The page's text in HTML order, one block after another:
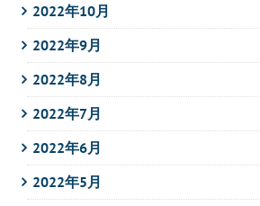
2022年10月
2022年9月
2022年8月
2022年7月
2022年6月
2022年5月